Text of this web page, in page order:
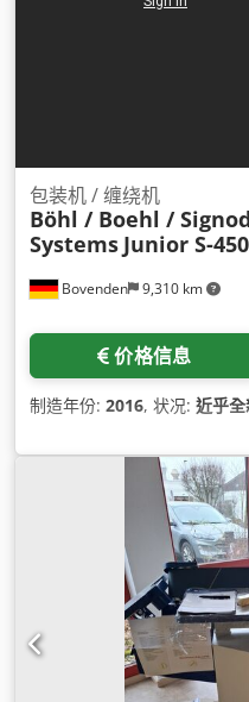
Bovenden 9,310 km
包装机 / 缠绕机
Böhl / Boehl /
Systems Junior S-
价格信息
制造年份: 2016, 状况: 近乎全